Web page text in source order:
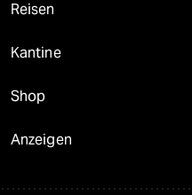
Reisen
Kantine
Shop
Anzeigen